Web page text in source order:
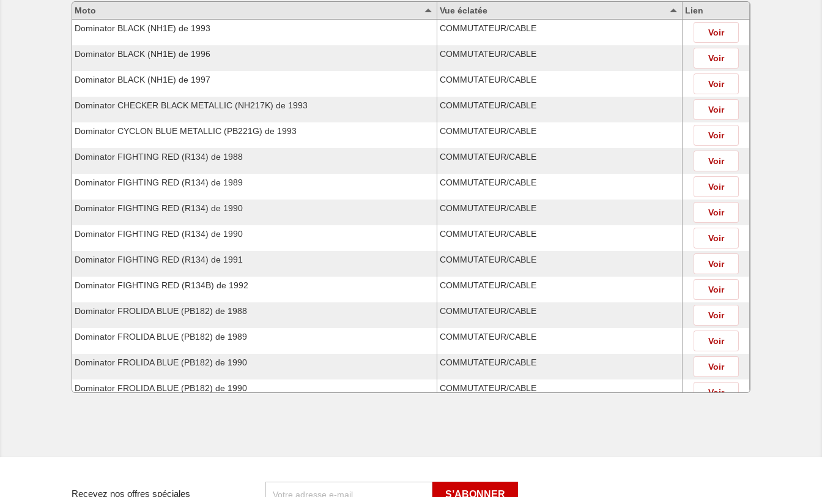
motos
compatibles
Moto Vue éclatée
Lien
Dominator BLACK (NH1E) de 1993
COMMUTATEUR/CABLE Voir
Dominator BLACK (NH1E) de 1996 COMMUTATEUR/CABLE Voir
Dominator BLACK (NH1E) de 1997 COMMUTATEUR/CABLE Voir
Dominator CHECKER BLACK METALLIC (NH217K) de 1993 COMMUTATEUR/CABLE Voir
Dominator CYCLON BLUE METALLIC (PB221G) de 1993 COMMUTATEUR/CABLE Voir
Dominator FIGHTING RED (R134) de 1988 COMMUTATEUR/CABLE Voir
Dominator FIGHTING RED (R134) de 1989 COMMUTATEUR/CABLE Voir
Dominator FIGHTING RED (R134) de 1990 COMMUTATEUR/CABLE Voir
Dominator FIGHTING RED (R134) de 1990 COMMUTATEUR/CABLE Voir
Dominator FIGHTING RED (R134) de 1991 COMMUTATEUR/CABLE Voir
Dominator FIGHTING RED (R134B) de 1992 COMMUTATEUR/CABLE Voir
Dominator FROLIDA BLUE (PB182) de 1988 COMMUTATEUR/CABLE Voir
Dominator FROLIDA BLUE (PB182) de 1989 COMMUTATEUR/CABLE Voir
Dominator FROLIDA BLUE (PB182) de 1990 COMMUTATEUR/CABLE Voir
Dominator FROLIDA BLUE (PB182) de 1990 COMMUTATEUR/CABLE Voir
Dominator MAGNA RED (R201) de 1999 COMMUTATEUR/CABLE
Recevez nos offres spéciales